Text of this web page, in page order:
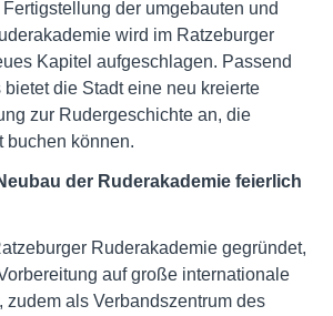
der umgebauten und
wird im Ratzeburger
Kapitel aufgeschlagen. Passend
bietet die Stadt eine neu kreierte
zur Rudergeschichte an, die
buchen können.
der Ruderakademie feierlich
Ruderakademie gegründet,
auf große internationale
zudem als Verbandszentrum des